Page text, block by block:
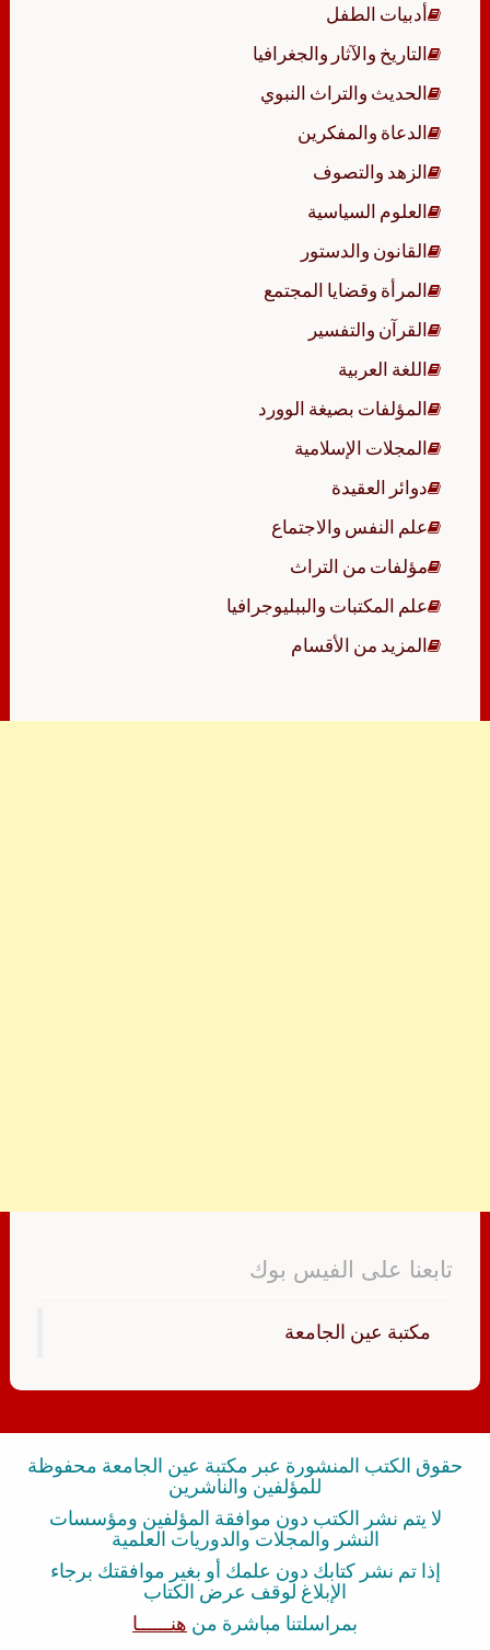
أدبيات الطفل
التاريخ والآثار والجغرافيا
الحديث والتراث النبوي
الدعاة والمفكرين
الزهد والتصوف
العلوم السياسية
القانون والدستور
المرأة وقضايا المجتمع
القرآن والتفسير
اللغة العربية
المؤلفات بصيغة الوورد
المجلات الإسلامية
دوائر العقيدة
علم النفس والاجتماع
مؤلفات من التراث
علم المكتبات والببليوجرافيا
المزيد من الأقسام
تابعنا على الفيس بوك
‏مكتبة عين الجامعة‏
حقوق الكتب المنشورة عبر مكتبة عين الجامعة محفوظة
للمؤلفين والناشرين
لا يتم نشر الكتب دون موافقة المؤلفين ومؤسسات
النشر والمجلات والدوريات العلمية
إذا تم نشر كتابك دون علمك أو بغير موافقتك برجاء
الإبلاغ لوقف عرض الكتاب
بمراسلتنا مباشرة من هنــــــا